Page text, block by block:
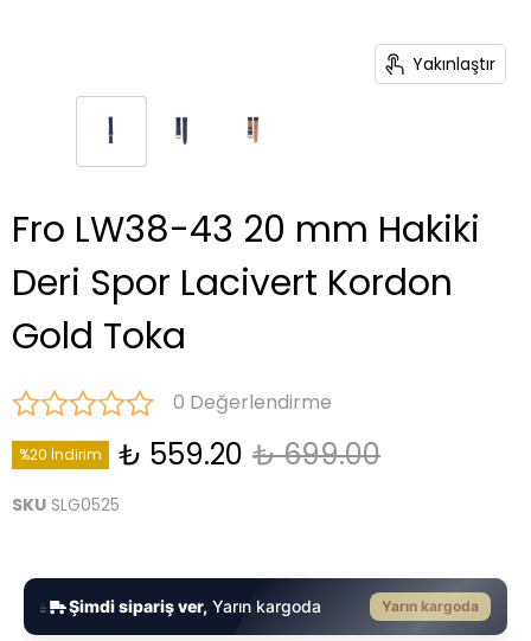
Yakınlaştır
Fro LW38-43 20 mm Hakiki
Deri Spor Lacivert Kordon
Gold Toka
0 Değerlendirme
%20 İndirim ₺ 559.20 ₺ 699.00
SKU SLG0525
Şimdi sipariş ver, Yarın kargoda Yarın kargoda